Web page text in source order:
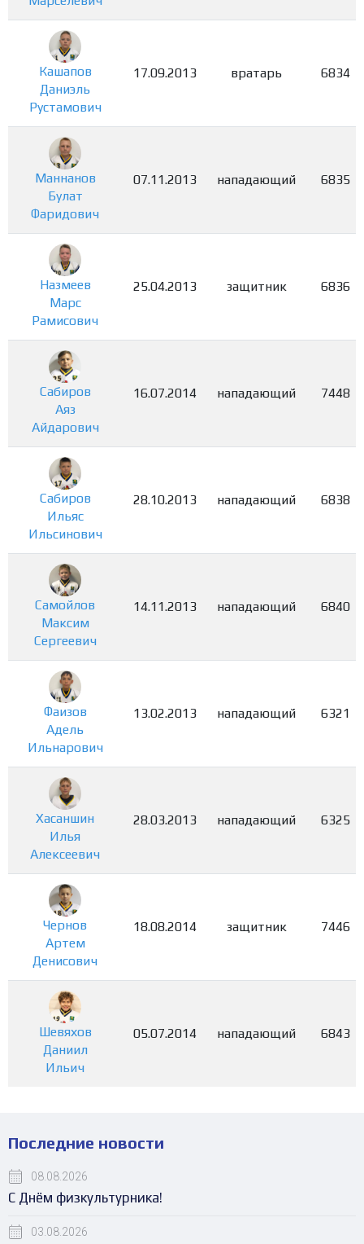
Кашапов
Даниэль
Рустамович
17.09.2013 вратарь 6834
Маннанов
Булат
Фаридович
07.11.2013 нападающий 6835
Назмеев
Марс
Рамисович
25.04.2013 защитник 6836
Сабиров
Аяз
Айдарович
16.07.2014 нападающий 7448
Сабиров
Ильяс
Ильсинович
28.10.2013 нападающий 6838
Самойлов
Максим
Сергеевич
14.11.2013 нападающий 6840
Фаизов
Адель
Ильнарович
13.02.2013 нападающий 6321
Хасаншин
Илья
Алексеевич
28.03.2013 нападающий 6325
Чернов
Артем
Денисович
18.08.2014 защитник 7446
Шевяхов
Даниил
Ильич
05.07.2014 нападающий 6843
Последние новости
08.08.2026
С Днём физкультурника!
03.08.2026